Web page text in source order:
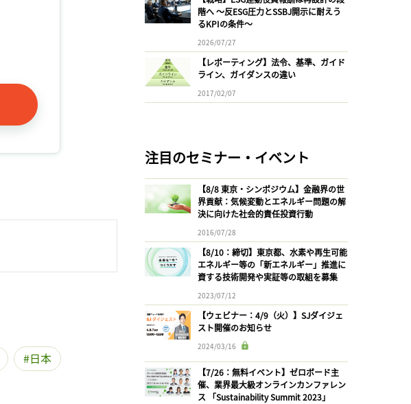
日本
階へ 〜反ESG圧力とSSBJ開示に耐えう
るKPIの条件〜
2026/07/27
【レポーティング】法令、基準、ガイド
ライン、ガイダンスの違い
2017/02/07
注目のセミナー・イベント
【8/8 東京・シンポジウム】金融界の世
界貢献：気候変動とエネルギー問題の解
決に向けた社会的責任投資行動
2016/07/28
【8/10：締切】東京都、水素や再生可能
エネルギー等の「新エネルギー」推進に
資する技術開発や実証等の取組を募集
2023/07/12
【ウェビナー：4/9（火）】SJダイジェ
スト開催のお知らせ
2024/03/16
【7/26：無料イベント】ゼロボード主
催、業界最大級オンラインカンファレン
ス 「Sustainability Summit 2023」